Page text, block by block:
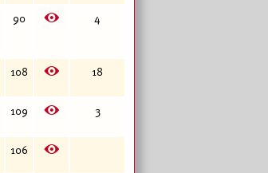
90 E 4
108 E 18
109 E 3
106 E